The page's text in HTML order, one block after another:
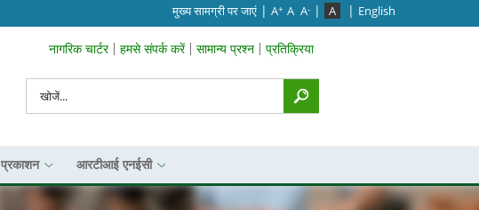
मुख्‍य सामग्री पर जाएं | A+ A A- | A | English
Search Top Menu
नागरिक चार्टर हमसे संपर्क करें सामान्य प्रश्न प्रतिक्रिया
प्रकाशन आरटीआई एनईसी